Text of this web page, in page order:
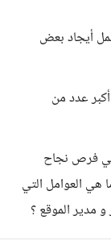
أيجاد بعض
عدد من
هي فرص نجاح
هي العوامل التي
مدير الموقع ؟